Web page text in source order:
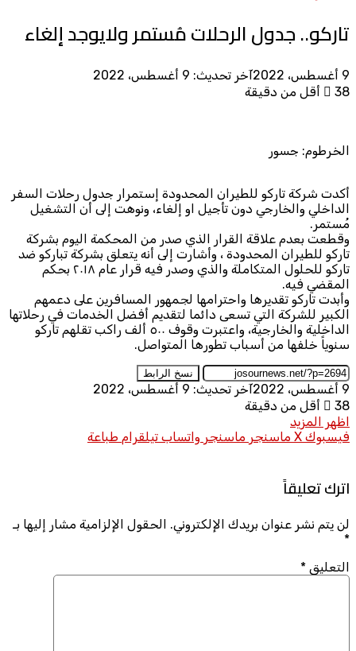
تاركو.. جدول الرحلات مُستمر ولايوجد إلغاء
9 أغسطس، 2022
آخر تحديث: 9 أغسطس، 2022
38
أقل من دقيقة
الخرطوم: جسور
أكدت شركة تاركو للطيران المحدودة إستمرار جدول رحلات السفر
الداخلي والخارجي دون تأجيل او إلغاء، ونوهت إلى أن التشغيل
مُستمر.
وقطعت بعدم علاقة القرار الذي صدر من المحكمة اليوم بشركة
تاركو للطيران المحدودة ، وأشارت إلى أنه يتعلق بشركة تباركو ضد
تاركو للحلول المتكاملة والذي وصدر فيه قرار عام ٢٠١٨ بحكم
المقضي فيه.
وأبدت تاركو تقديرها واحترامها لجمهور المسافرين على دعمهم
الكبير للشركة التي تسعى دائما لتقديم أفضل الخدمات في رحلاتها
الداخلية والخارجية، واعتبرت وقوف ٥٠٠ ألف راكب تقلهم تاركو
سنوياً خلفها من أسباب تطورها المتواصل.
نسخ الرابط
9 أغسطس، 2022
آخر تحديث: 9 أغسطس، 2022
38
أقل من دقيقة
اظهر المزيد
فيسبوك X ماسنجر ماسنجر واتساب تيلقرام طباعة
اترك تعليقاً
لن يتم نشر عنوان بريدك الإلكتروني.
الحقول الإلزامية مشار إليها بـ
*
التعليق *